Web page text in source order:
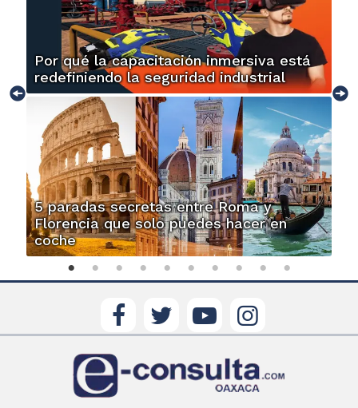
Por qué la capacitación inmersiva está
redefiniendo la seguridad industrial
5 paradas secretas entre Roma y
Florencia que solo puedes hacer en
coche